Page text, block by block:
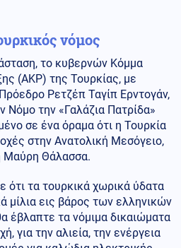
νόμος
το κυβερνών Κόμμα
(AKP) της Τουρκίας, με
Ρετζέπ Ταγίπ Ερντογάν,
Νόμο την «Γαλάζια Πατρίδα»
σε ένα όραμα ότι η Τουρκία
στην Ανατολική Μεσόγειο,
Μαύρη Θάλασσα.
ότι τα τουρκικά χωρικά ύδατα
μίλια εις βάρος των ελληνικών
έβλαπτε τα νόμιμα δικαιώματα
για την αλιεία, την ενέργεια